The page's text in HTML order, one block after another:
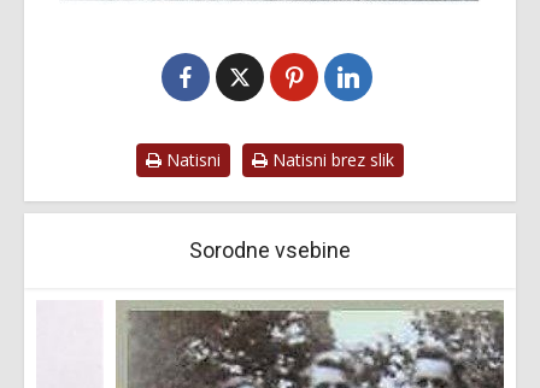
Natisni Natisni brez slik
Sorodne vsebine